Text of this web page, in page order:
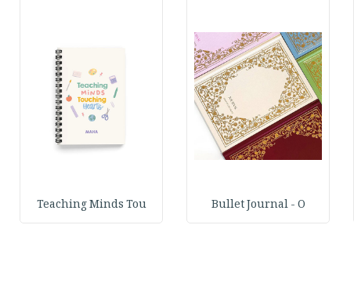
Bullet Journal - O
Teaching Minds Tou